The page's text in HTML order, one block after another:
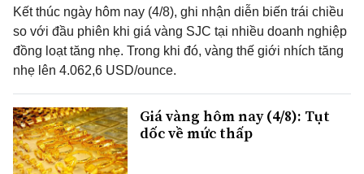
Kết thúc ngày hôm nay (4/8), ghi nhận diễn biến trái chiều
so với đầu phiên khi giá vàng SJC tại nhiều doanh nghiệp
đồng loạt tăng nhẹ. Trong khi đó, vàng thế giới nhích tăng
nhẹ lên 4.062,6 USD/ounce.
Giá vàng hôm nay (4/8): Tụt
dốc về mức thấp